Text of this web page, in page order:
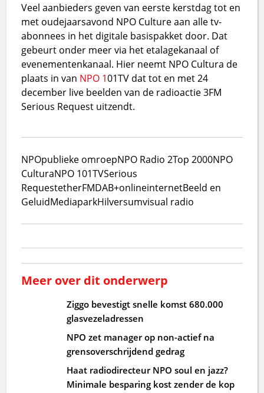
Veel aanbieders geven van eerste kerstdag tot en
met oudejaarsavond NPO Culture aan alle tv-
abonnees in het digitale basispakket door. Dat
gebeurt onder meer via het etalagekanaal of
evenementenkanaal. Hier neemt NPO Cultura de
plaats in van NPO 101TV dat tot en met 24
december live beelden van de radioactie 3FM
Serious Request uitzendt.
NPOpublieke omroepNPO Radio 2Top 2000NPO
CulturaNPO 101TVSerious
RequestetherFMDAB+onlineinternetBeeld en
GeluidMediaparkHilversumvisual radio
Meer over dit onderwerp
Ziggo bevestigt snelle komst 680.000
glasvezeladressen
NPO zet manager op non-actief na
grensoverschrijdend gedrag
Haat radiodirecteur NPO soul en jazz?
Minimale besparing kost zender de kop